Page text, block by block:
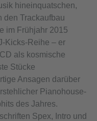
hineinquatschen,
den Trackaufbau
im Frühjahr 2015
Kicks-Reihe – er
als kosmische
Stücke
Ansagen darüber
Pianohouse-
des Jahres.
Spex, Intro und